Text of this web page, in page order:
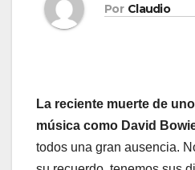
Por Claudio
La reciente muerte de
música como David
todos una gran ausencia.